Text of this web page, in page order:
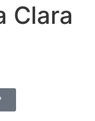
Clara